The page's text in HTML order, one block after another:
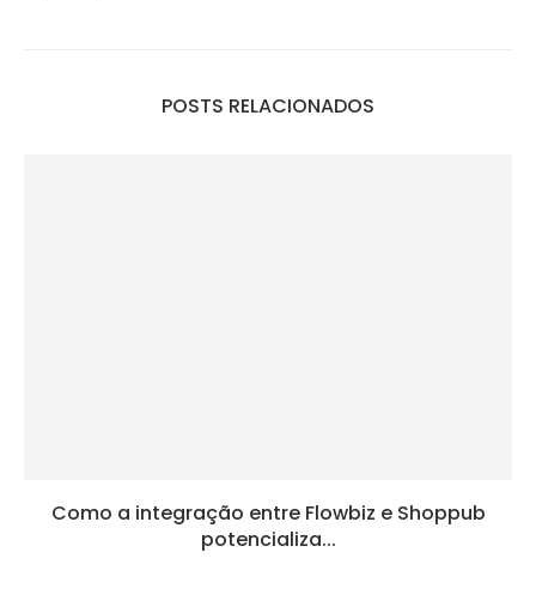
POSTS RELACIONADOS
Como a integração entre Flowbiz e Shoppub
potencializa...